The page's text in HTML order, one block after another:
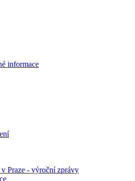
informace
Praze - výroční zprávy